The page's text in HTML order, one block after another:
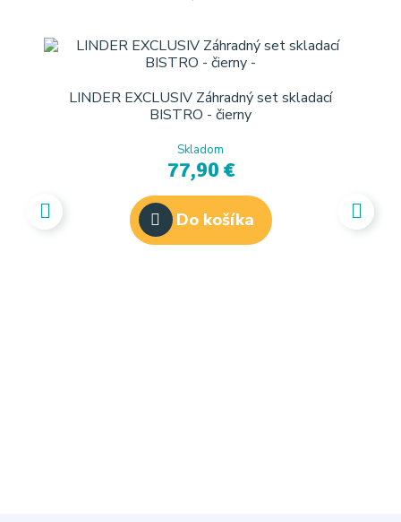
LINDER EXCLUSIV Záhradný set skladací
BISTRO - čierny
Skladom
77,90 €
Do košíka